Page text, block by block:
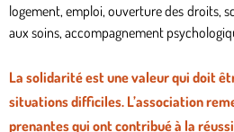
logement, emploi, ouverture des droits,
aux soins, accompagnement
La solidarité est une valeur qui doit
situations difficiles. L’association
prenantes qui ont contribué à la